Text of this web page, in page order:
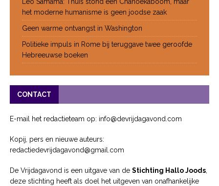
het moderne humanisme is geen joodse zaak
Geen warme ontvangst in Washington
Politieke impuls in Rome bij teruggave twee geroofde
Hebreeuwse boeken
CONTACT
E-mail het redactieteam op: info@devrijdagavond.com
Kopij, pers en nieuwe auteurs:
redactiedevrijdagavond@gmail.com
De Vrijdagavond is een uitgave van de Stichting Hallo Joods
deze stichting heeft als doel het uitgeven van onafhankelijke